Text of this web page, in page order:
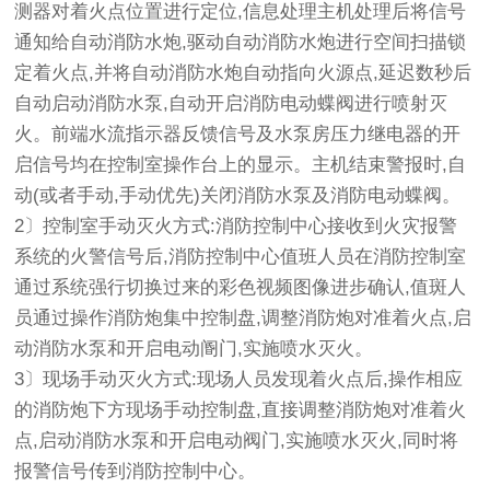
测器对着火点位置进行定位,信息处理主机处理后将信号
通知给自动消防水炮,驱动自动消防水炮进行空间扫描锁
定着火点,并将自动消防水炮自动指向火源点,延迟数秒后
自动启动消防水泵,自动开启消防电动蝶阀进行喷射灭
火。前端水流指示器反馈信号及水泵房压力继电器的开
启信号均在控制室操作台上的显示。主机结束警报时,自
动(或者手动,手动优先)关闭消防水泵及消防电动蝶阀。
2〕控制室手动灭火方式:消防控制中心接收到火灾报警
系统的火警信号后,消防控制中心值班人员在消防控制室
通过系统强行切换过来的彩色视频图像进步确认,值斑人
员通过操作消防炮集中控制盘,调整消防炮对准着火点,启
动消防水泵和开启电动阍门,实施喷水灭火。
3〕现场手动灭火方式:现场人员发现着火点后,操作相应
的消防炮下方现场手动控制盘,直接调整消防炮对准着火
点,启动消防水泵和开启电动阀门,实施喷水灭火,同时将
报警信号传到消防控制中心。